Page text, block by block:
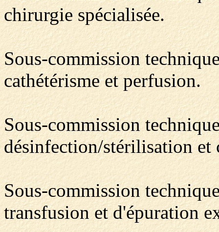
chirurgie spécialisée.
Sous-commission
cathétérisme et perfusion.
Sous-commission
désinfection/stérilisation et
Sous-commission
transfusion et d'épuration